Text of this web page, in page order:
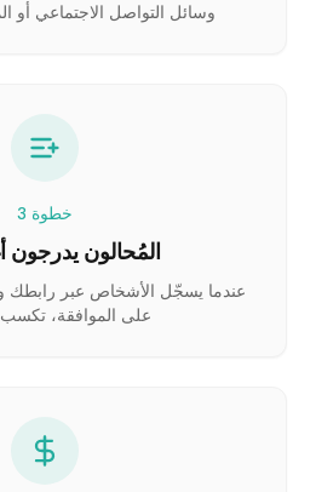
وسائل التواصل الاجتماعي أو
خطوة 3
المُحالون يدرجون
عندما يسجّل الأشخاص عبر رابطك
على الموافقة،